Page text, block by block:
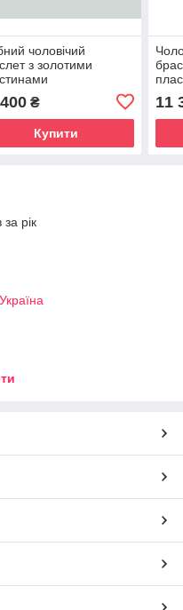
чоловічий
з золотими
₴
Купити
11
рік